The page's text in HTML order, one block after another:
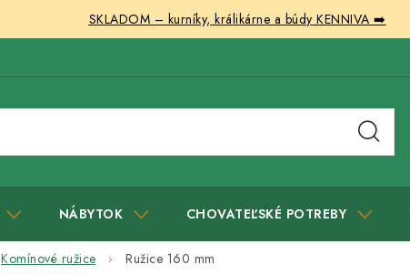
SKLADOM – kurníky, králikárne a búdy KENNIVA ➡️
NÁBYTOK CHOVATEĽSKÉ POTREBY
Komínové ružice Ružice 160 mm